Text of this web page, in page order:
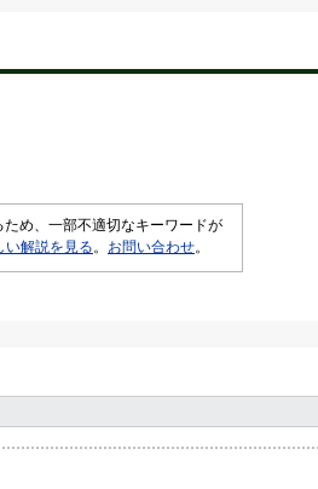
め、一部不適切なキーワードが
い解説を見る 。 お問い合わせ。